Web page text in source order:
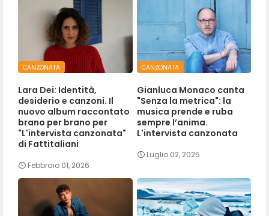
CANZONATA
Lara Dei: Identità,
desiderio e canzoni. Il
nuovo album raccontato
brano per brano per
"L'intervista canzonata"
di Fattitaliani
Febbraio 01, 2026
CANZONATA
Gianluca Monaco canta
"Senza la metrica": la
musica prende e ruba
sempre l’anima.
L'intervista canzonata
Luglio 02, 2025